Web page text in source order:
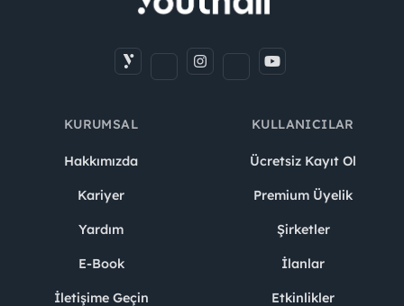
KURUMSAL
Hakkımızda
Kariyer
Yardım
E-Book
İletişime Geçin
KULLANICILAR
Ücretsiz Kayıt Ol
Premium Üyelik
Şirketler
İlanlar
Etkinlikler